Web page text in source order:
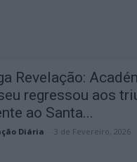
Revelação:
regressou aos
ao Santa...
Diária 3 de Fevereiro, 2026